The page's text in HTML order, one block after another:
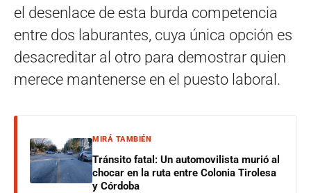
el desenlace de esta burda competencia
entre dos laburantes, cuya única opción es
desacreditar al otro para demostrar quien
merece mantenerse en el puesto laboral.
MIRÁ TAMBIÉN
Tránsito fatal: Un automovilista murió al
chocar en la ruta entre Colonia Tirolesa
y Córdoba